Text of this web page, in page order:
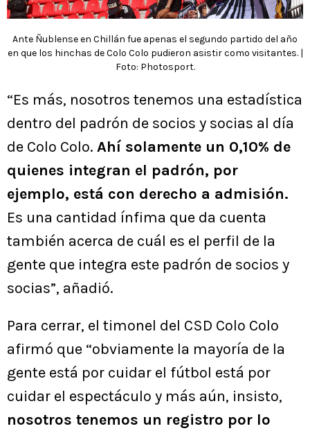
Ante Ñublense en Chillán fue apenas el segundo partido del año
en que los hinchas de Colo Colo pudieron asistir como visitantes. |
Foto: Photosport.
“Es más, nosotros tenemos una estadística
dentro del padrón de socios y socias al día
de Colo Colo. Ahí solamente un 0,10% de
quienes integran el padrón, por
ejemplo, está con derecho a admisión.
Es una cantidad ínfima que da cuenta
también acerca de cuál es el perfil de la
gente que integra este padrón de socios y
socias”, añadió.
Para cerrar, el timonel del CSD Colo Colo
afirmó que “obviamente la mayoría de la
gente está por cuidar el fútbol está por
cuidar el espectáculo y más aún, insisto,
nosotros tenemos un registro por lo